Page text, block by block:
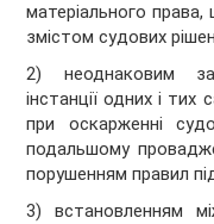
матеріального
змістом судових
2) неоднаковим
інстанції одних і
при оскарженні
подальшому
порушенням правил
3) встановленням